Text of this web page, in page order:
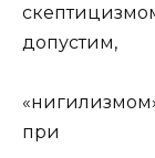
допустим,
при